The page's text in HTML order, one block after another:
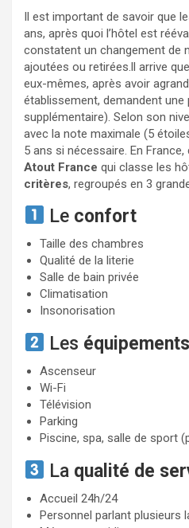
Il est important de savoir que
ans, après quoi l’hôtel est
constatent un changement de
ajoutées ou retirées.ll arrive
eux-mêmes, après avoir
établissement, demandent
supplémentaire). Selon son
avec la note maximale (5
5 ans si nécessaire. En France,
Atout France qui classe les
critères, regroupés en 3
Le confort
Taille des chambres
Qualité de la literie
Salle de bain privée
Climatisation
Insonorisation
Les équipements
Ascenseur
Wi-Fi
Télévision
Parking
Piscine, spa, salle de sport
La qualité de
Accueil 24h/24
Personnel parlant plusieurs